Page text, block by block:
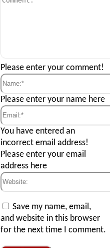
Comment:
Please enter your comment!
Name:*
Please enter your name here
Email:*
You have entered an
incorrect email address!
Please enter your email
address here
Save my name, email,
and website in this browser
for the next time I comment.